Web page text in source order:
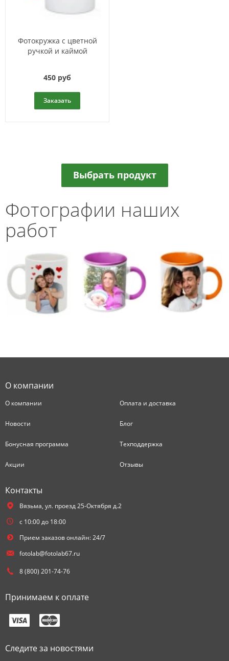
Фотокружка с цветной
ручкой и каймой
450 руб
Заказать
Выбрать продукт
Фотографии наших
работ
О компании
О компании Оплата и доставка
Новости Блог
Бонусная программа Техподдержка
Акции Отзывы
Контакты
Вязьма, ул. проезд 25-Октября д.2
с 10:00 до 18:00
Прием заказов онлайн: 24/7
fotolab@fotolab67.ru
8 (800) 201-74-76
Принимаем к оплате
Следите за новостями